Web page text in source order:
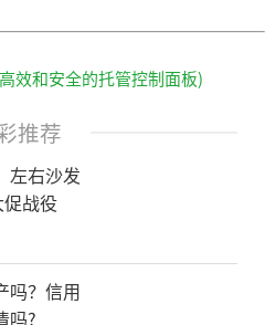
效和安全的托管控制面板)
推荐
左右沙发
战役
吗？信用
吗?